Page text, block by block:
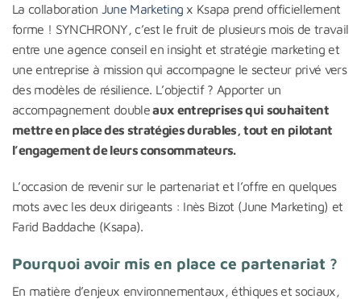
La collaboration June Marketing x Ksapa prend officiellement
forme ! SYNCHRONY, c’est le fruit de plusieurs mois de travail
entre une agence conseil en insight et stratégie marketing et
une entreprise à mission qui accompagne le secteur privé vers
des modèles de résilience. L’objectif ? Apporter un
accompagnement doubleaux entreprises qui souhaitent
mettre en place des stratégies durables, tout en pilotant
l’engagement de leurs consommateurs.
L’occasion de revenir sur le partenariat et l’offre en quelques
mots avec les deux dirigeants : Inès Bizot (June Marketing) et
Farid Baddache (Ksapa).
Pourquoi avoir mis en place ce partenariat ?
En matière d’enjeux environnementaux, éthiques et sociaux,